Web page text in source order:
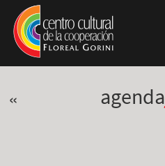
Pasar al contenido principal
Jump to main content
« agenda